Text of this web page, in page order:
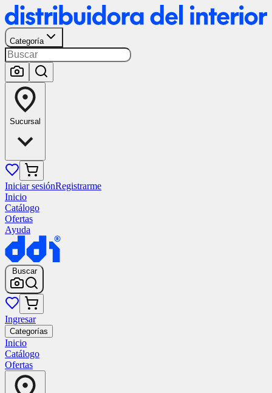
Categoría
Sucursal
Iniciar sesiónRegistrarme
Inicio
Catálogo
Ofertas
Ayuda
Buscar
Ingresar
Categorías
Inicio
Catálogo
Ofertas